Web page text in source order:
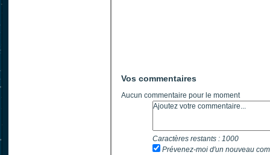
Vos commentaires
Aucun commentaire pour le moment
Caractères restants : 1000
Prévenez-moi d'un nouveau